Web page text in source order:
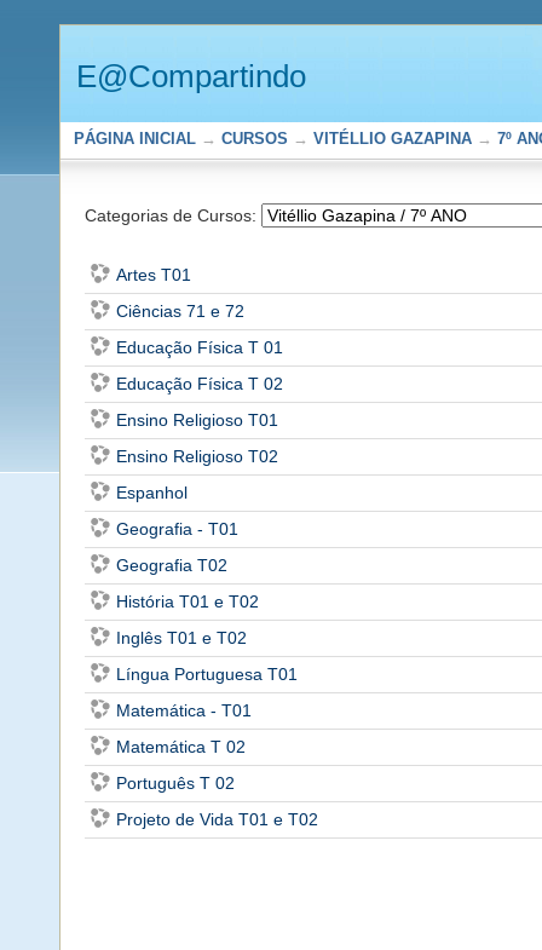
E@Compartindo
PÁGINA INICIAL → CURSOS → VITÉLLIO GAZAPINA → 7º
Categorias de Cursos:
Artes T01
Ciências 71 e 72
Educação Física T 01
Educação Física T 02
Ensino Religioso T01
Ensino Religioso T02
Espanhol
Geografia - T01
Geografia T02
História T01 e T02
Inglês T01 e T02
Língua Portuguesa T01
Matemática - T01
Matemática T 02
Português T 02
Projeto de Vida T01 e T02